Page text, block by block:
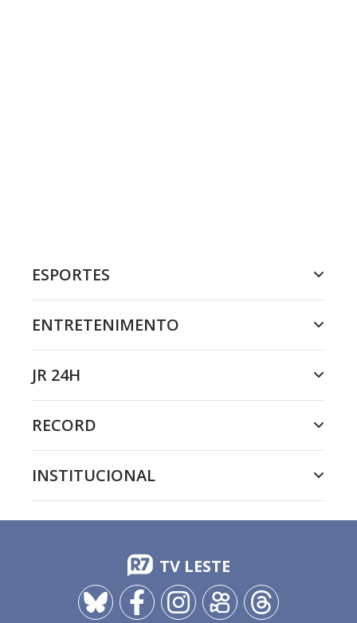
ESPORTES
ENTRETENIMENTO
JR 24H
RECORD
INSTITUCIONAL
TV LESTE